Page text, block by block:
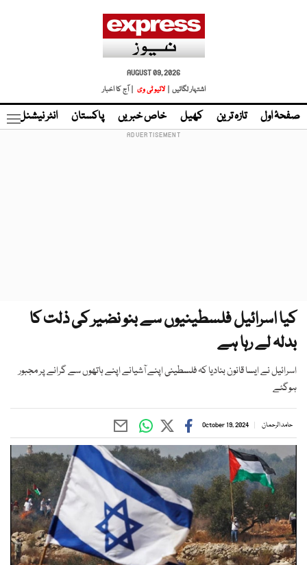
AUGUST 09, 2026
اشتہار لگائیں |
لائیو ٹی وی | آج کا اخبار
صفحۂ اول تازہ ترین کھیل خاص خبریں پاکستان انٹر نیشنل
کیا اسرائیل فلسطینیوں سے بنو نضیر کی ذلت کا
بدلہ لے رہا ہے
اسرائیل نے ایسا قانون بنادیا کہ فلسطینی اپنے آشیانے اپنے ہاتھوں سے گرانے پر مجبور
ہوگئے
حامد الرحمان October 19, 2024